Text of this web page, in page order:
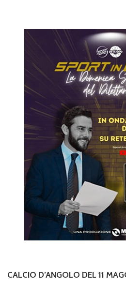
CALCIO D’ANGOLO DEL 11